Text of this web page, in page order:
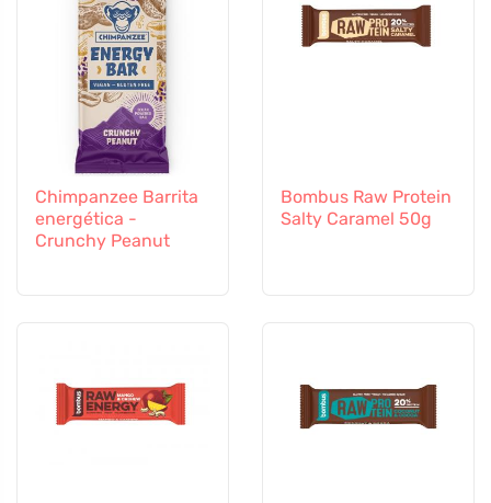
Chimpanzee Barrita
energética -
Crunchy Peanut
Bombus Raw Protein
Salty Caramel 50g